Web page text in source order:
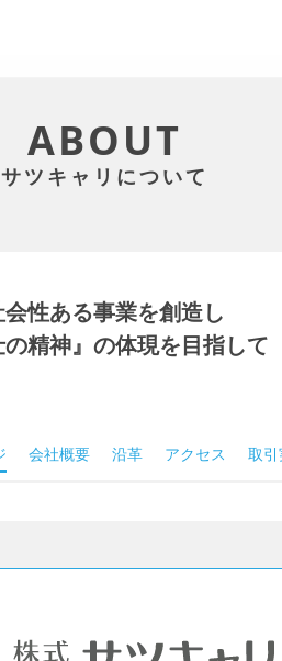
ABOUT
サツキャリについて
性ある事業を創造し
の精神』の体現を目指して
会社概要 沿革 アクセス 取